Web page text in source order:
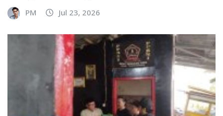
PM Jul 23, 2026